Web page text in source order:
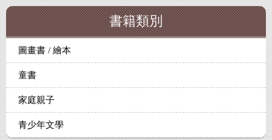
書籍類別
圖畫書 / 繪本
童書
家庭親子
青少年文學